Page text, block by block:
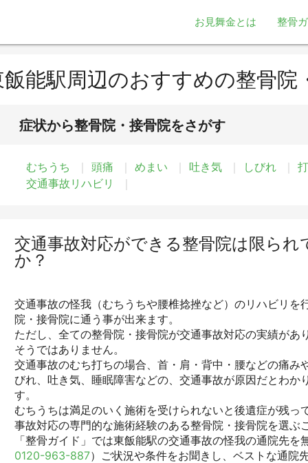
お見舞金とは 整骨
飯能駅周辺のおすすめの整骨院
症状から整骨院・接骨院をさがす
むちうち 頭痛 めまい 吐き気 しびれ
交通事故リハビリ
交通事故対応ができる整骨院は限ら
か？
交通事故の怪我（むちうちや腰椎捻挫など）のリハビリを
院・接骨院に通う事が出来ます。
ただし、全ての整骨院・接骨院が交通事故対応の実績があ
そうではありません。
交通事故のむち打ちの場合、首・肩・背中・腰などの痛み
びれ、吐き気、睡眠障害などの、交通事故が原因だとわか
す。
むちうちは満足のいく施術を受けられないと後遺症が残っ
事故対応の専門的な施術経験のある整骨院・接骨院を選ぶ
「整骨ガイド」では東飯能駅の交通事故の怪我の通院先
0120-963-887）ご状況や条件をお聞きし、ベストな通院